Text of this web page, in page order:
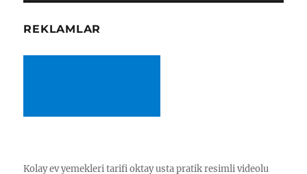
REKLAMLAR
Kolay ev yemekleri tarifi oktay usta pratik resimli videolu